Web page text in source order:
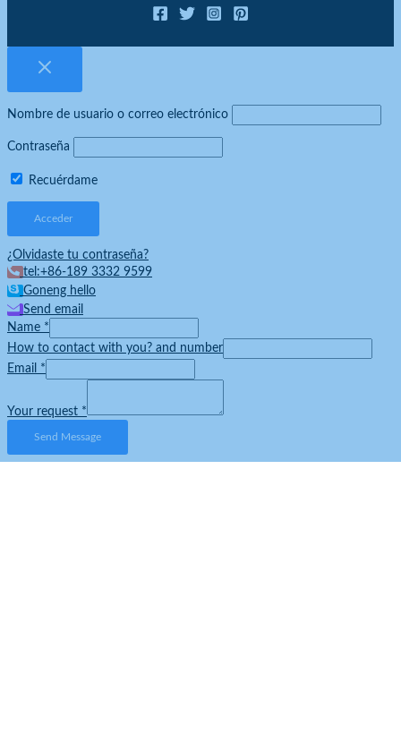
Nombre de usuario o correo electrónico
Contraseña
Recuérdame
¿Olvidaste tu contraseña?
tel:+86-189 3332 9599
Goneng hello
Send email
Name *
How to contact with you? and number
Email *
Your request *
Send Message